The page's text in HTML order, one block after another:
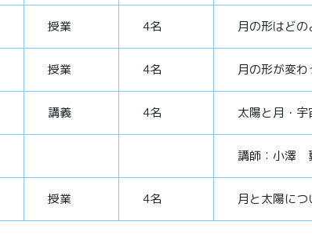
授業 4名 月の形はどの
授業 4名 月の形が変わ
講義 4名 太陽と月・
講師：小澤
授業 4名 月と太陽につ